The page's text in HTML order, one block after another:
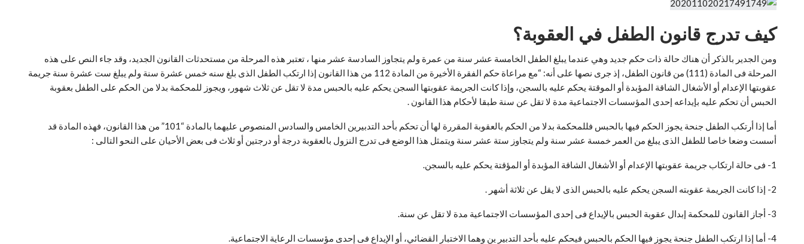
كيف تدرج قانون الطفل في العقوبة؟
ومن الجدير بالذكر أن هناك حالة ذات حكم جديد وهي عندما يبلغ الطفل الخامسة عشر سنة من عمرة ولم يتجاوز السادسة عشر منها ، تعتبر هذه المرحلة من مستحدثات القانون الجديد، وقد جاء النص على هذه
المرحلة فى المادة (111) من قانون الطفل، إذ جرى نصها على أنه: “مع مراعاة حكم الفقرة الأخيرة من المادة 112 من هذا القانون إذا ارتكب الطفل الذى بلغ سنه خمس عشرة سنة ولم يبلغ ست عشرة سنة جريمة
عقوبتها الإعدام أو الأشغال الشاقة المؤبدة أو الموقتة يحكم عليه بالسجن، وإذا كانت الجريمة عقوبتها السجن يحكم عليه بالحبس مدة لا تقل عن ثلاث شهور، ويجوز للمحكمة بدلا من الحكم على الطفل بعقوبة
الحبس أن تحكم عليه بإيداعه إحدى المؤسسات الاجتماعية مدة لا تقل عن سنة طبقا لأحكام هذا القانون .
أما إذا أرتكب الطفل جنحة يجوز الحكم فيها بالحبس فللمحكمة بدلا من الحكم بالعقوبة المقررة لها أن تحكم بأحد التدبيرين الخامس والسادس المنصوص عليهما بالمادة “101” من هذا القانون، فهذه المادة قد
أسست وضعا خاصا للطفل الذى يبلغ من العمر خمسة عشر سنة ولم يتجاوز ستة عشر سنة ويتمثل هذا الوضع فى تدرج النزول بالعقوبة درجة أو درجتين أو ثلاث فى بعض الأحيان على النحو التالى :
1- فى حالة ارتكاب جريمة عقوبتها الإعدام أو الأشغال الشاقة المؤبدة أو المؤقتة يحكم عليه بالسجن.
2- إذا كانت الجريمة عقوبته السجن يحكم عليه بالحبس الذى لا يقل عن ثلاثة أشهر .
3- أجاز القانون للمحكمة إبدال عقوبة الحبس بالإيداع فى إحدى المؤسسات الاجتماعية مدة لا تقل عن سنة.
4- أما إذا ارتكب الطفل جنحة يجوز فيها الحكم بالحبس فيحكم عليه بأحد التدبير ين وهما الاختبار القضائي، أو الإيداع فى إحدى مؤسسات الرعاية الاجتماعية.